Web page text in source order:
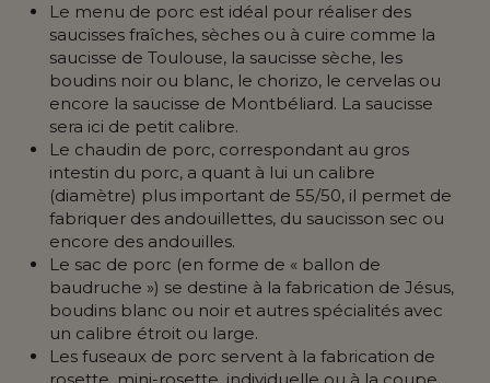
Le menu de porc est idéal pour réaliser des
saucisses fraîches, sèches ou à cuire comme la
saucisse de Toulouse, la saucisse sèche, les
boudins noir ou blanc, le chorizo, le cervelas ou
encore la saucisse de Montbéliard. La saucisse
sera ici de petit calibre.
Le chaudin de porc, correspondant au gros
intestin du porc, a quant à lui un calibre
(diamètre) plus important de 55/50, il permet de
fabriquer des andouillettes, du saucisson sec ou
encore des andouilles.
Le sac de porc (en forme de « ballon de
baudruche ») se destine à la fabrication de Jésus,
boudins blanc ou noir et autres spécialités avec
un calibre étroit ou large.
Les fuseaux de porc servent à la fabrication de